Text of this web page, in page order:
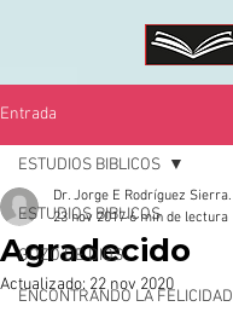
Entrada
ESTUDIOS BIBLICOS
GOZO DE DIOS
ENCONTRANDO LA FELICIDAD
ESTUDIOS BIBLICOS
Agradecido
Dr. Jorge E Rodríguez Sierra.
23 nov 2017 6 min de lectura
Actualizado: 22 nov 2020